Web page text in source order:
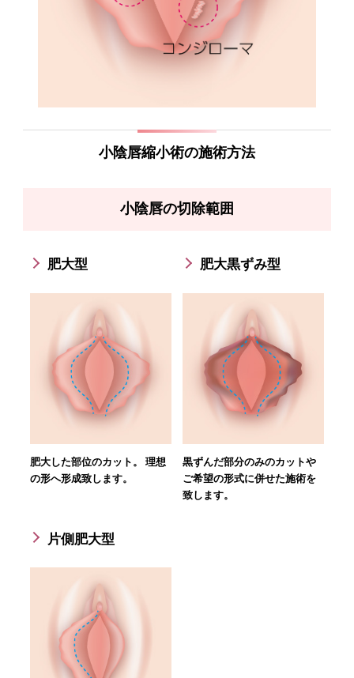
小陰唇縮小術の施術方法
小陰唇の切除範囲
肥大型
肥大した部位のカット。 理想
の形へ形成致します。
肥大黒ずみ型
黒ずんだ部分のみのカットや
ご希望の形式に併せた施術を
致します。
片側肥大型